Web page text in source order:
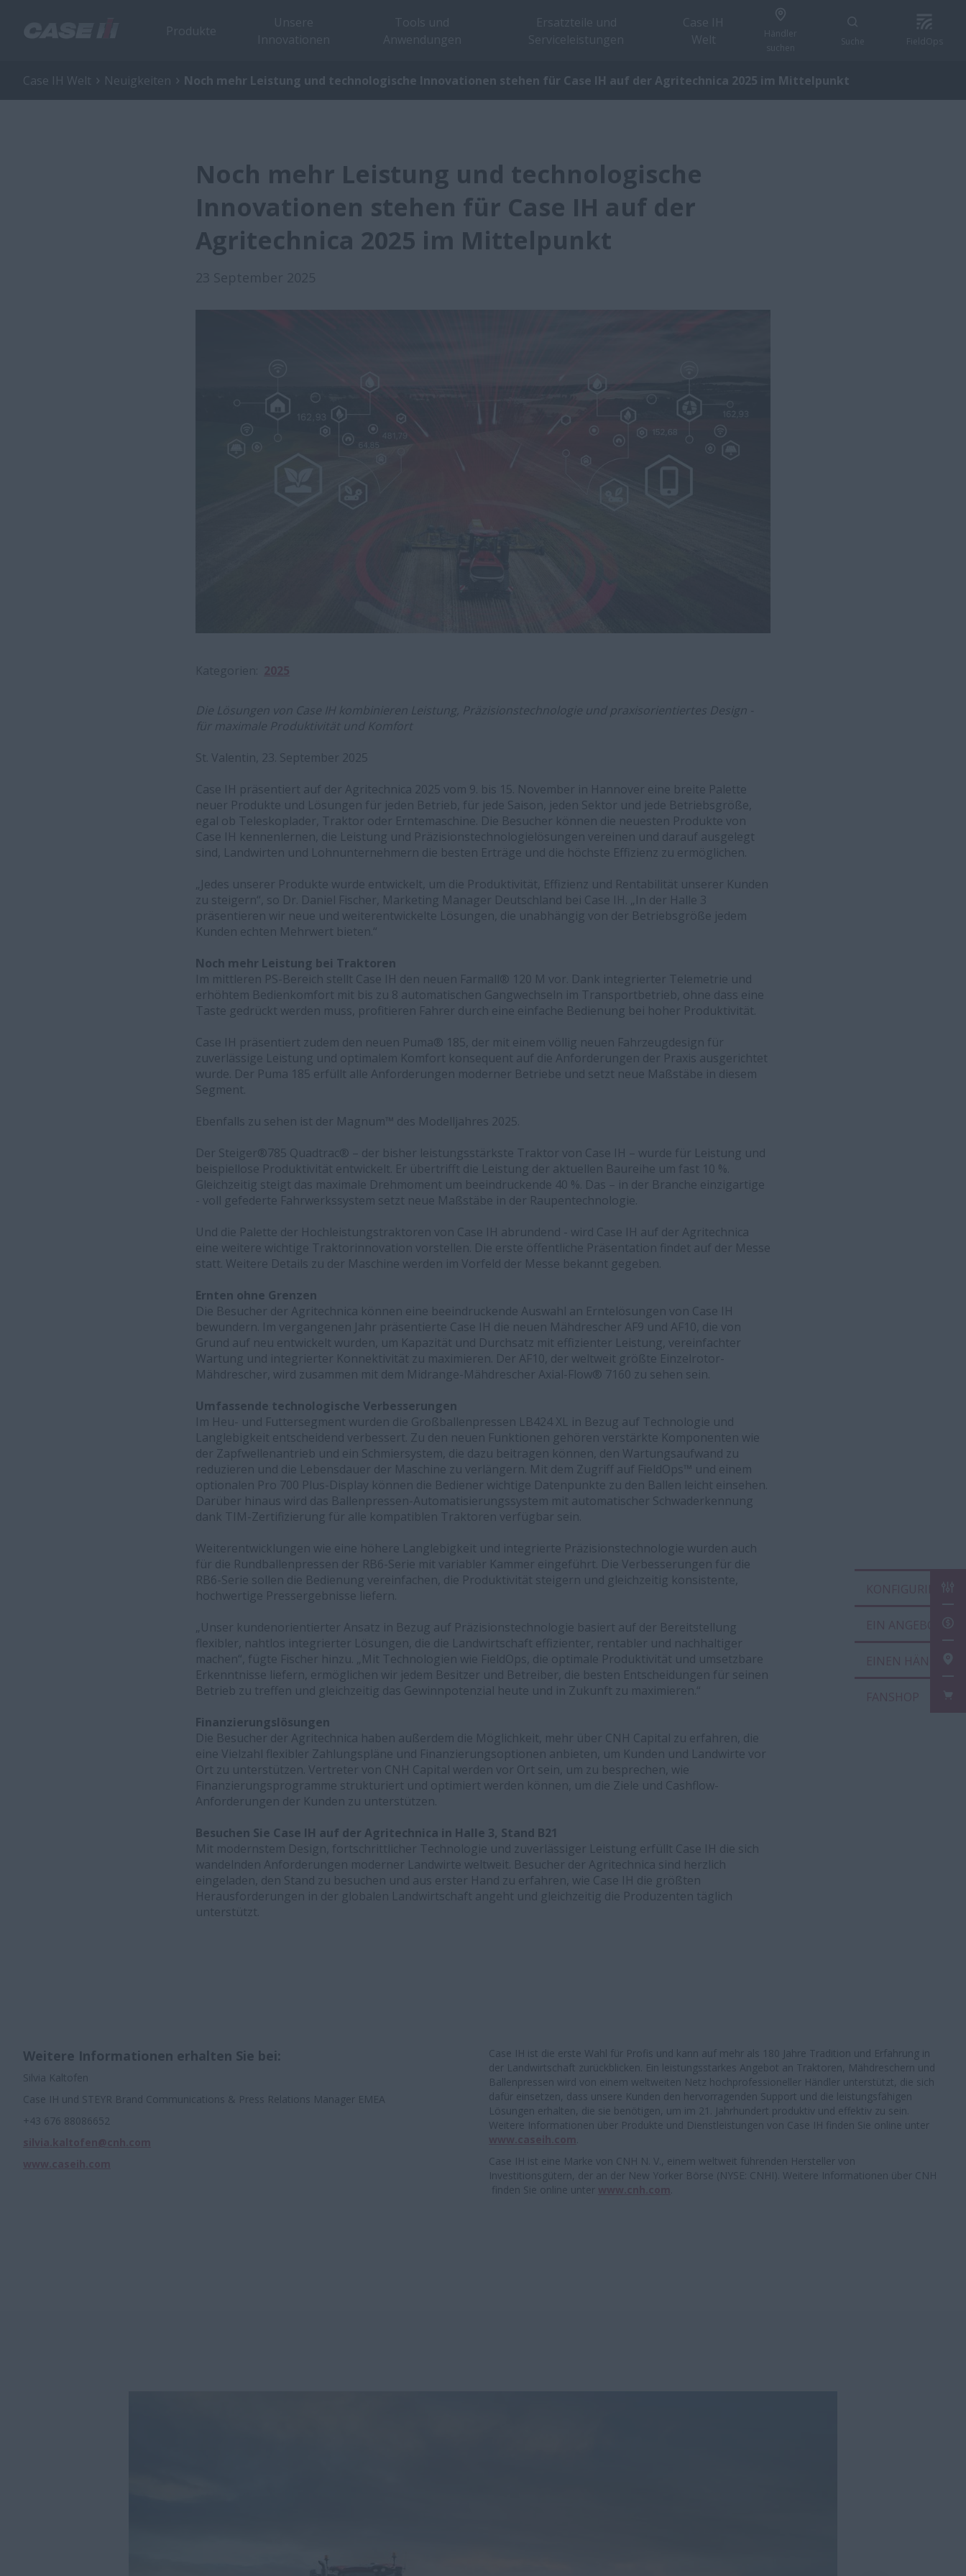
Case IH Welt Neuigkeiten Noch mehr Leistung und technologische Innovationen stehen für Case IH auf der Agritechnica 2025 im Mittelpunkt
Noch mehr Leistung und technologische
Innovationen stehen für Case IH auf der
Agritechnica 2025 im Mittelpunkt
Die Lösungen von Case IH kombinieren Leistung, Präzisionstechnologie und praxisorientiertes Design -
für maximale Produktivität und Komfort
St. Valentin, 23. September 2025
Case IH präsentiert auf der Agritechnica 2025 vom 9. bis 15. November in Hannover eine breite Palette
neuer Produkte und Lösungen für jeden Betrieb, für jede Saison, jeden Sektor und jede Betriebsgröße,
egal ob Teleskoplader, Traktor oder Erntemaschine. Die Besucher können die neuesten Produkte von
Case IH kennenlernen, die Leistung und Präzisionstechnologielösungen vereinen und darauf ausgelegt
sind, Landwirten und Lohnunternehmern die besten Erträge und die höchste Effizienz zu ermöglichen.
„Jedes unserer Produkte wurde entwickelt, um die Produktivität, Effizienz und Rentabilität unserer Kunden
zu steigern“, so Dr. Daniel Fischer, Marketing Manager Deutschland bei Case IH. „In der Halle 3
präsentieren wir neue und weiterentwickelte Lösungen, die unabhängig von der Betriebsgröße jedem
Kunden echten Mehrwert bieten.“
Noch mehr Leistung bei Traktoren
Im mittleren PS-Bereich stellt Case IH den neuen Farmall® 120 M vor. Dank integrierter Telemetrie und
erhöhtem Bedienkomfort mit bis zu 8 automatischen Gangwechseln im Transportbetrieb, ohne dass eine
Taste gedrückt werden muss, profitieren Fahrer durch eine einfache Bedienung bei hoher Produktivität.
Case IH präsentiert zudem den neuen Puma® 185, der mit einem völlig neuen Fahrzeugdesign für
zuverlässige Leistung und optimalem Komfort konsequent auf die Anforderungen der Praxis ausgerichtet
wurde. Der Puma 185 erfüllt alle Anforderungen moderner Betriebe und setzt neue Maßstäbe in diesem
Segment.
Ebenfalls zu sehen ist der Magnum™ des Modelljahres 2025.
Der Steiger®785 Quadtrac® – der bisher leistungsstärkste Traktor von Case IH – wurde für Leistung und
beispiellose Produktivität entwickelt. Er übertrifft die Leistung der aktuellen Baureihe um fast 10 %.
Gleichzeitig steigt das maximale Drehmoment um beeindruckende 40 %. Das – in der Branche einzigartige
- voll gefederte Fahrwerkssystem setzt neue Maßstäbe in der Raupentechnologie.
Und die Palette der Hochleistungstraktoren von Case IH abrundend - wird Case IH auf der Agritechnica
eine weitere wichtige Traktorinnovation vorstellen. Die erste öffentliche Präsentation findet auf der Messe
statt. Weitere Details zu der Maschine werden im Vorfeld der Messe bekannt gegeben.
Ernten ohne Grenzen
Die Besucher der Agritechnica können eine beeindruckende Auswahl an Erntelösungen von Case IH
bewundern. Im vergangenen Jahr präsentierte Case IH die neuen Mähdrescher AF9 und AF10, die von
Grund auf neu entwickelt wurden, um Kapazität und Durchsatz mit effizienter Leistung, vereinfachter
Wartung und integrierter Konnektivität zu maximieren. Der AF10, der weltweit größte Einzelrotor-
Mähdrescher, wird zusammen mit dem Midrange-Mähdrescher Axial-Flow® 7160 zu sehen sein.
Umfassende technologische Verbesserungen
Im Heu- und Futtersegment wurden die Großballenpressen LB424 XL in Bezug auf Technologie und
Langlebigkeit entscheidend verbessert. Zu den neuen Funktionen gehören verstärkte Komponenten wie
der Zapfwellenantrieb und ein Schmiersystem, die dazu beitragen können, den Wartungsaufwand zu
reduzieren und die Lebensdauer der Maschine zu verlängern. Mit dem Zugriff auf FieldOps™ und einem
optionalen Pro 700 Plus-Display können die Bediener wichtige Datenpunkte zu den Ballen leicht einsehen.
Darüber hinaus wird das Ballenpressen-Automatisierungssystem mit automatischer Schwaderkennung
dank TIM-Zertifizierung für alle kompatiblen Traktoren verfügbar sein.
Weiterentwicklungen wie eine höhere Langlebigkeit und integrierte Präzisionstechnologie wurden auch
für die Rundballenpressen der RB6-Serie mit variabler Kammer eingeführt. Die Verbesserungen für die
RB6-Serie sollen die Bedienung vereinfachen, die Produktivität steigern und gleichzeitig konsistente,
hochwertige Pressergebnisse liefern.
„Unser kundenorientierter Ansatz in Bezug auf Präzisionstechnologie basiert auf der Bereitstellung
flexibler, nahtlos integrierter Lösungen, die die Landwirtschaft effizienter, rentabler und nachhaltiger
machen“, fügte Fischer hinzu. „Mit Technologien wie FieldOps, die optimale Produktivität und umsetzbare
Erkenntnisse liefern, ermöglichen wir jedem Besitzer und Betreiber, die besten Entscheidungen für seinen
Betrieb zu treffen und gleichzeitig das Gewinnpotenzial heute und in Zukunft zu maximieren.“
Finanzierungslösungen
Die Besucher der Agritechnica haben außerdem die Möglichkeit, mehr über CNH Capital zu erfahren, die
eine Vielzahl flexibler Zahlungspläne und Finanzierungsoptionen anbieten, um Kunden und Landwirte vor
Ort zu unterstützen. Vertreter von CNH Capital werden vor Ort sein, um zu besprechen, wie
Finanzierungsprogramme strukturiert und optimiert werden können, um die Ziele und Cashflow-
Anforderungen der Kunden zu unterstützen.
Besuchen Sie Case IH auf der Agritechnica in Halle 3, Stand B21
Mit modernstem Design, fortschrittlicher Technologie und zuverlässiger Leistung erfüllt Case IH die sich
wandelnden Anforderungen moderner Landwirte weltweit. Besucher der Agritechnica sind herzlich
eingeladen, den Stand zu besuchen und aus erster Hand zu erfahren, wie Case IH die größten
Herausforderungen in der globalen Landwirtschaft angeht und gleichzeitig die Produzenten täglich
unterstützt.
Weitere Informationen erhalten Sie bei:
Silvia Kaltofen
Case IH und STEYR Brand Communications & Press Relations Manager EMEA
+43 676 88086652
Case IH ist die erste Wahl für Profis und kann auf mehr als 180 Jahre Tradition und Erfahrung in
der Landwirtschaft zurückblicken. Ein leistungsstarkes Angebot an Traktoren, Mähdreschern und
Ballenpressen wird von einem weltweiten Netz hochprofessioneller Händler unterstützt, die sich
dafür einsetzen, dass unsere Kunden den hervorragenden Support und die leistungsfähigen
Lösungen erhalten, die sie benötigen, um im 21. Jahrhundert produktiv und effektiv zu sein.
Weitere Informationen über Produkte und Dienstleistungen von Case IH finden Sie online unter
Case IH ist eine Marke von CNH N. V., einem weltweit führenden Hersteller von
Investitionsgütern, der an der New Yorker Börse (NYSE: CNHI). Weitere Informationen über CNH
finden Sie online unter